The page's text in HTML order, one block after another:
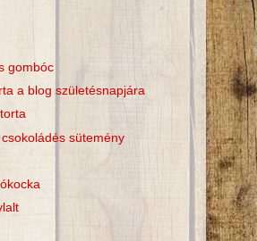
gombóc
a blog születésnapjára
sütemény